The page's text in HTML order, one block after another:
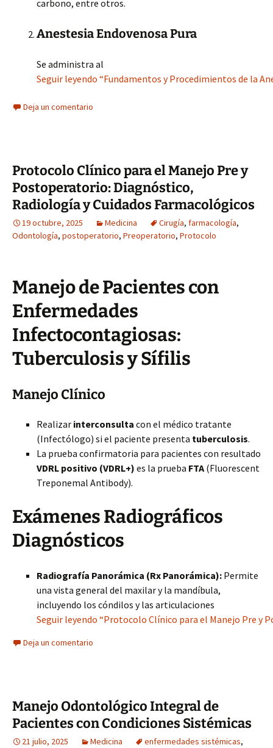
carbono, entre otros.
Anestesia Endovenosa Pura
Se administra al
Seguir leyendo “Fundamentos y Procedimientos de la
Deja un comentario
Protocolo Clínico para el Manejo Pre y
Postoperatorio: Diagnóstico,
Radiología y Cuidados Farmacológicos
19 octubre, 2025 Medicina Cirugía, farmacología,
Odontología, postoperatorio, Preoperatorio, Protocolo
Manejo de Pacientes con
Enfermedades
Infectocontagiosas:
Tuberculosis y Sífilis
Manejo Clínico
Realizar interconsulta con el médico tratante
(Infectólogo) si el paciente presenta tuberculosis.
La prueba confirmatoria para pacientes con resultado
VDRL positivo (VDRL+) es la prueba FTA(Fluorescent
Treponemal Antibody).
Exámenes Radiográficos
Diagnósticos
Radiografía Panorámica (Rx Panorámica): Permite
una vista general del maxilar y la mandíbula,
incluyendo los cóndilos y las articulaciones
Seguir leyendo “Protocolo Clínico para el Manejo Pre y
Deja un comentario
Manejo Odontológico Integral de
Pacientes con Condiciones Sistémicas
21 julio, 2025 Medicina enfermedades sistémicas,